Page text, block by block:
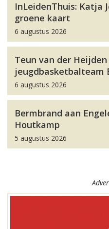
InLeidenThuis: Katja
groene kaart
6 augustus 2026
Teun van der
jeugdbasketbalteam
6 augustus 2026
Bermbrand aan
Houtkamp
5 augustus 2026